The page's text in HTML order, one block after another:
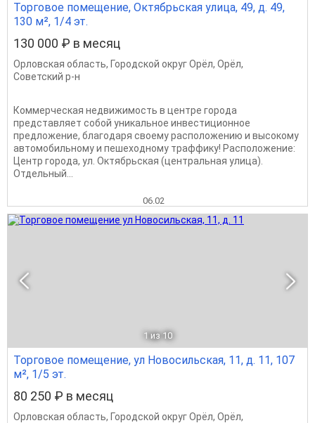
Торговое помещение, Октябрьская улица, 49, д. 49,
130 м², 1/4 эт.
130 000 ₽ в месяц
Орловская область, Городской округ Орёл, Орёл,
Советский р-н
Коммерческая недвижимость в центре города
представляет собой уникальное инвестиционное
предложение, благодаря своему расположению и высокому
автомобильному и пешеходному траффику! Расположение:
Центр города, ул. Октябрьская (центральная улица).
Отдельный...
06.02
1 из 10
Торговое помещение, ул Новосильская, 11, д. 11, 107
м², 1/5 эт.
80 250 ₽ в месяц
Орловская область, Городской округ Орёл, Орёл,